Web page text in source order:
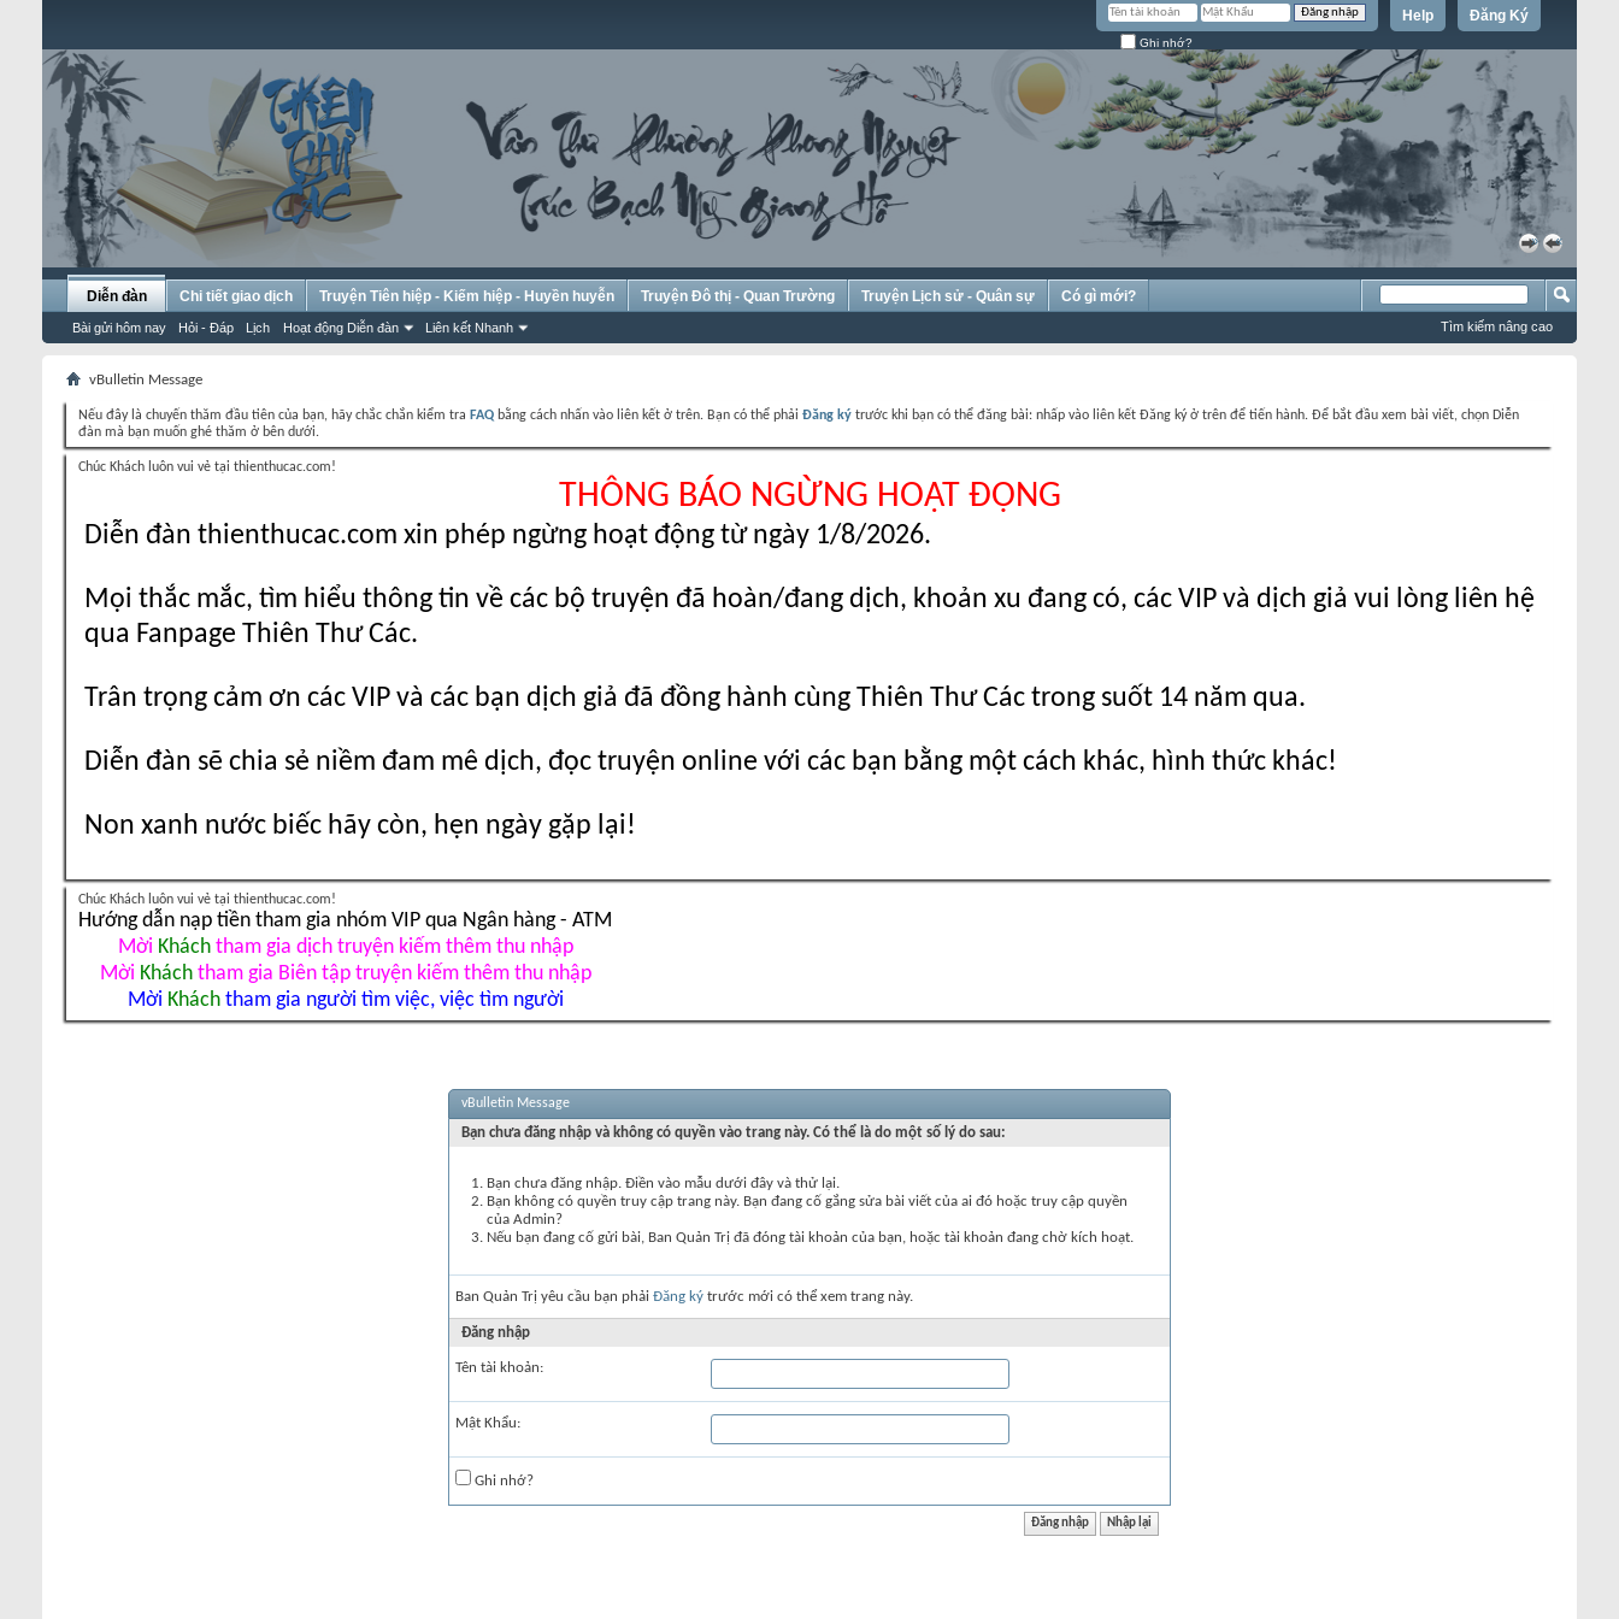
Đăng Ký
Help
Ghi nhớ?
«
»
Diễn đàn
Bài gửi hôm nay Hỏi - Đáp Lịch Hoạt động Diễn đàn Liên kết Nhanh
Chi tiết giao dịch Truyện Tiên hiệp - Kiếm hiệp - Huyền huyễn Truyện Đô thị - Quan Trường Truyện Lịch sử - Quân sự Có gì mới?
Tìm kiếm nâng cao
vBulletin Message
Nếu đây là chuyến thăm đầu tiên của bạn, hãy chắc chắn kiểm tra FAQ bằng cách nhấn vào liên kết ở trên. Bạn có thể phải Đăng ký trước khi bạn có thể đăng bài: nhấp vào liên kết Đăng ký ở trên để tiến hành. Để bắt đầu xem bài viết, chọn Diễn
đàn mà bạn muốn ghé thăm ở bên dưới.
Chúc Khách luôn vui vẻ tại thienthucac.com!
THÔNG BÁO NGỪNG HOẠT ĐỘNG
Diễn đàn thienthucac.com xin phép ngừng hoạt động từ ngày 1/8/2026.
Mọi thắc mắc, tìm hiểu thông tin về các bộ truyện đã hoàn/đang dịch, khoản xu đang có, các VIP và dịch giả vui lòng liên hệ
qua Fanpage Thiên Thư Các.
Trân trọng cảm ơn các VIP và các bạn dịch giả đã đồng hành cùng Thiên Thư Các trong suốt 14 năm qua.
Diễn đàn sẽ chia sẻ niềm đam mê dịch, đọc truyện online với các bạn bằng một cách khác, hình thức khác!
Non xanh nước biếc hãy còn, hẹn ngày gặp lại!
Chúc Khách luôn vui vẻ tại thienthucac.com!
Hướng dẫn nạp tiền tham gia nhóm VIP qua Ngân hàng - ATM
Mời Kháchtham gia dịch truyện kiếm thêm thu nhập
Mời Kháchtham gia Biên tập truyện kiếm thêm thu nhập
Mời Kháchtham gia người tìm việc, việc tìm người
vBulletin Message
Bạn chưa đăng nhập và không có quyền vào trang này. Có thể là do một số lý do sau:
Bạn chưa đăng nhập. Điền vào mẫu dưới đây và thử lại.
Bạn không có quyền truy cập trang này. Bạn đang cố gắng sửa bài viết của ai đó hoặc truy cập quyền
của Admin?
Nếu bạn đang cố gửi bài, Ban Quản Trị đã đóng tài khoản của bạn, hoặc tài khoản đang chờ kích hoạt.
Ban Quản Trị yêu cầu bạn phải Đăng ký trước mới có thể xem trang này.
Đăng nhập
Tên tài khoản:
Mật Khẩu:
Ghi nhớ?